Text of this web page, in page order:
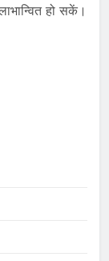
हो सकें।